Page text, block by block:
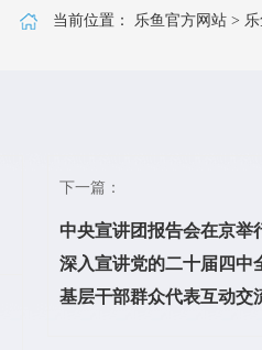
当前位置： 乐鱼官方网站>
下一篇：
中央宣讲团报告会在京举
深入宣讲党的二十届四中
基层干部群众代表互动交